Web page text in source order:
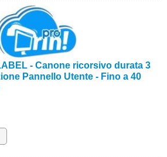
- Canone ricorsivo durata 3
Pannello Utente - Fino a 40